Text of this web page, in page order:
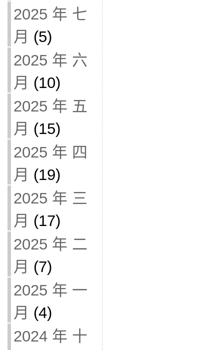
2025 年 七
月 (5)
2025 年 六
月 (10)
2025 年 五
月 (15)
2025 年 四
月 (19)
2025 年 三
月 (17)
2025 年 二
月 (7)
2025 年 一
月 (4)
2024 年 十